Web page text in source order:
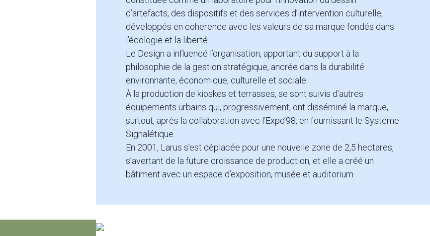
d’artefacts, des dispositifs et des services d’intervention culturelle,
développés en coherence avec les valeurs de sa marque fondés dans
l’écologie et la liberté.
Le Design a influencé l’organisation, apportant du support à la
philosophie de la gestion stratégique, ancrée dans la durabilité
environnante, économique, culturelle et sociale.
À la production de kioskes et terrasses, se sont suivis d’autres
équipements urbains qui, progressivement, ont disséminé la marque,
surtout, après la collaboration avec l’Expo’98, en fournissant le Système
Signalétique.
En 2001, Larus s’est déplacée pour une nouvelle zone de 2,5 hectares,
s’avertant de la future croissance de production, et elle a créé un
bâtiment avec un espace d’exposition, musée et auditorium.